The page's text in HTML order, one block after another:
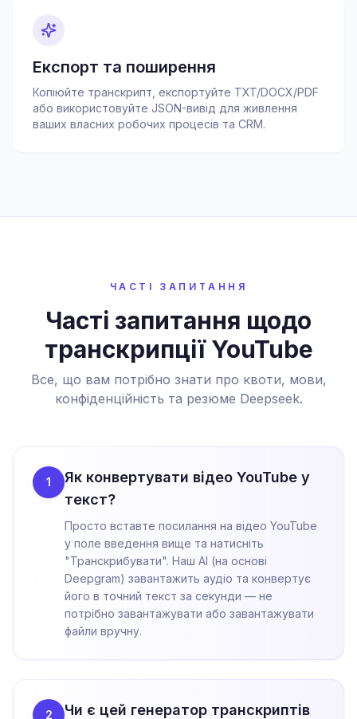
Експорт та поширення
Копіюйте транскрипт, експортуйте TXT/DOCX/PDF
або використовуйте JSON-вивід для живлення
ваших власних робочих процесів та CRM.
ЧАСТІ ЗАПИТАННЯ
Часті запитання щодо
транскрипції YouTube
Все, що вам потрібно знати про квоти, мови,
конфіденційність та резюме Deepseek.
1
Як конвертувати відео YouTube у
текст?
Просто вставте посилання на відео YouTube
у поле введення вище та натисніть
"Транскрибувати". Наш AI (на основі
Deepgram) завантажить аудіо та конвертує
його в точний текст за секунди — не
потрібно завантажувати або завантажувати
файли вручну.
2 Чи є цей генератор транскриптів